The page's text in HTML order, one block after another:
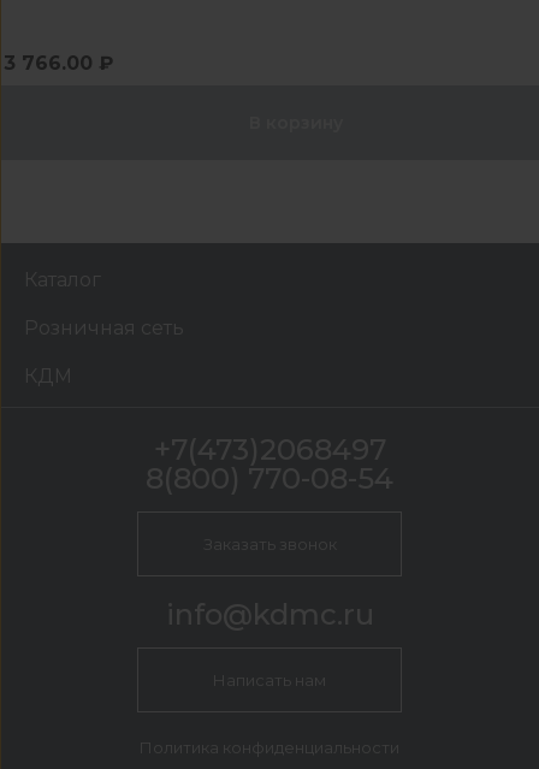
3 766.00 ₽
Каталог
Розничная сеть
КДМ
+7(473)2068497
8(800) 770-08-54
Заказать звонок
info@kdmc.ru
Написать нам
Политика конфиденциальности